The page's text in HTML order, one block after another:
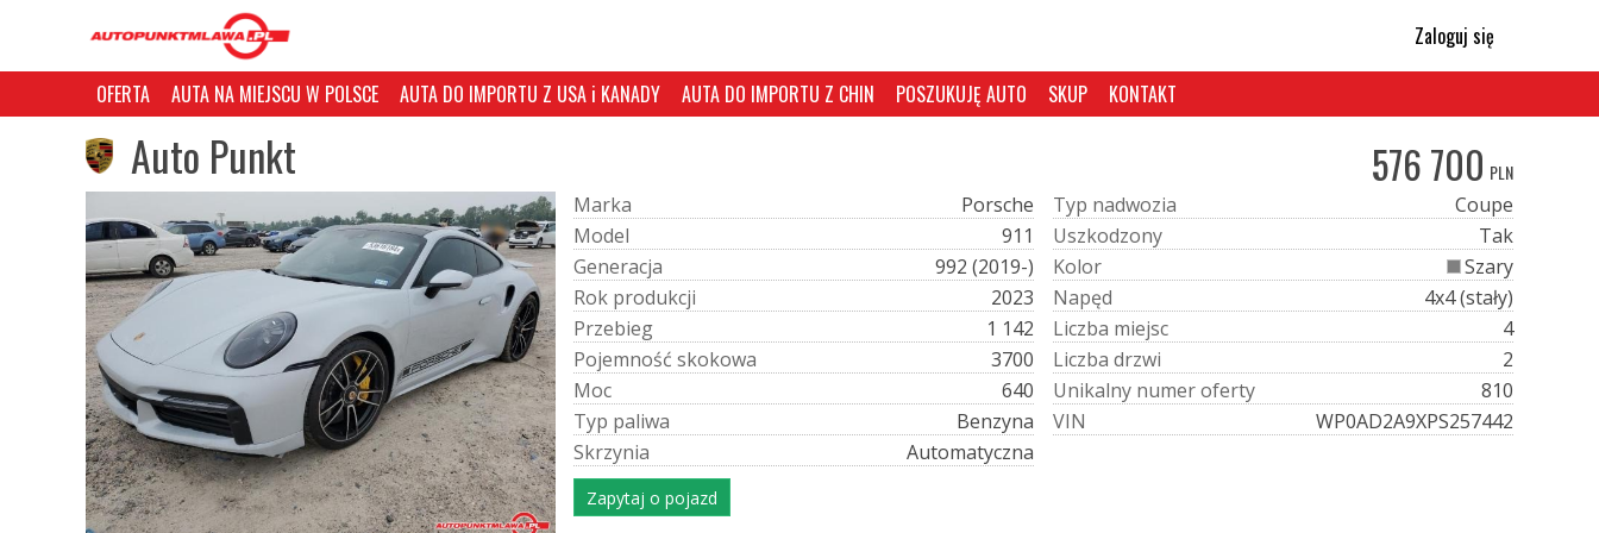
Zaloguj się
OFERTA AUTA NA MIEJSCU W POLSCE AUTA DO IMPORTU Z USA i KANADY AUTA DO IMPORTU Z CHIN POSZUKUJĘ AUTO SKUP KONTAKT
Auto Punkt 576 700 PLN
Marka
Porsche
Model
911
Generacja
992 (2019-)
Rok produkcji
2023
Przebieg
1 142
Pojemność skokowa
3700
Moc
640
Typ paliwa
Benzyna
Skrzynia Automatyczna
Typ nadwozia
Coupe
Uszkodzony
Tak
Kolor
Szary
Napęd
4x4 (stały)
Liczba miejsc
4
Liczba drzwi
2
Unikalny numeroferty
810
VIN WP0AD2A9XPS257442
Zapytaj o pojazd